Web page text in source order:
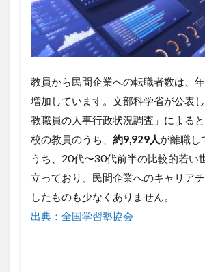
企
業
に
転
職
る
人
年
間
定
数
3
教
教員から民間企業への転職者数は、
増加しています。文部科学省が公表
教職員の人事行政状況調査」による
校の教員のうち、 約9,929人 が離職し
うち、20代〜30代前半の比較的若い
立っており、民間企業へのキャリア
したものも少なくありません。
出典：全国学習塾協会